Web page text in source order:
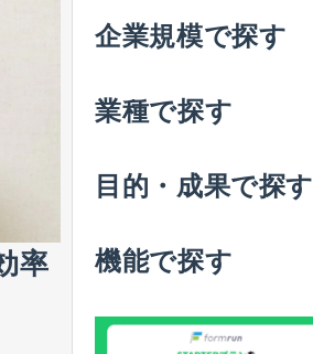
率
企業規模で探す
業種で探す
目的・成果で探す
機能で探す